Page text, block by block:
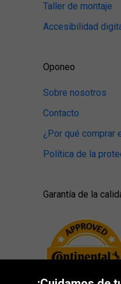
Taller de montaje
Accesibilidad
Oponeo
Sobre nosotros
Contacto
¿Por qué comprar
Política de la
Garantía de la